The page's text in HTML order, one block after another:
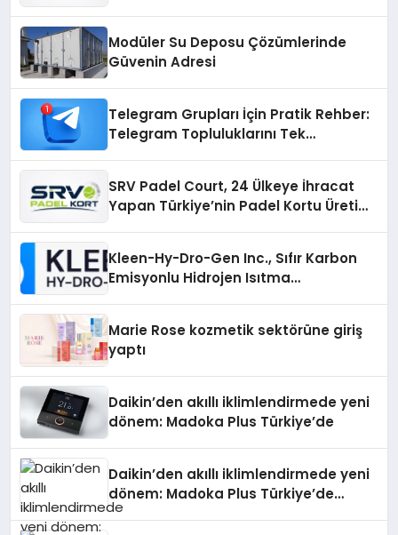
Modüler Su Deposu Çözümlerinde
Güvenin Adresi
Telegram Grupları İçin Pratik Rehber:
Telegram Topluluklarını Tek
SRV Padel Court, 24 Ülkeye İhracat
Yapan Türkiye’nin Padel Kortu Üretim
Kleen-Hy-Dro-Gen Inc., Sıfır Karbon
Emisyonlu Hidrojen Isıtma
Marie Rose kozmetik sektörüne giriş
yaptı
Daikin’den akıllı iklimlendirmede yeni
dönem: Madoka Plus Türkiye’de
Daikin’den akıllı iklimlendirmede yeni
dönem: Madoka Plus Türkiye’de
Daikin’in kullanıcı dostu tasarımıyla